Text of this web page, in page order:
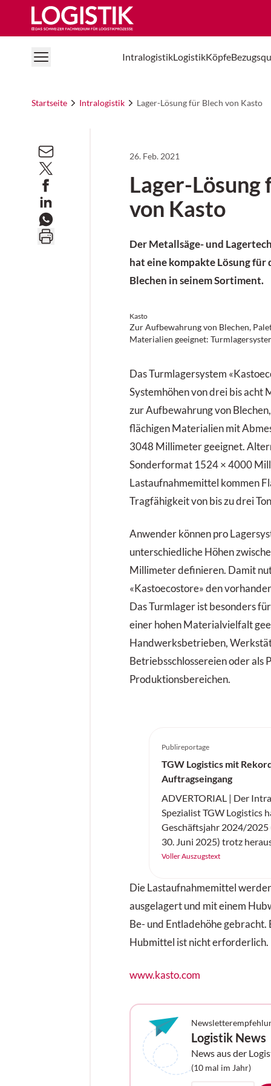
Logistik Online
IntralogistikLogistikKöpfe
Startseite Intralogistik Lager-Lösung für Blech von Kasto
26. Feb. 2021
Lager-Lösung
von Kasto
Der Metallsäge- und
hat eine kompakte Lösung für
Blechen in seinem Sortiment.
Kasto
Zur Aufbewahrung von Blechen,
Materialien geeignet:
Das Turmlagersystem
Systemhöhen von drei bis acht
zur Aufbewahrung von
flächigen Materialien mit
3048 Millimeter geeignet.
Sonderformat 1524 × 4000
Lastaufnahmemittel kommen
Tragfähigkeit von bis zu drei
Anwender können pro
unterschiedliche Höhen
Millimeter definieren. Damit
«Kastoecostore» den
Das Turmlager ist besonders
einer hohen Materialvielfalt
Handwerksbetrieben,
Betriebsschlossereien oder als
Produktionsbereichen.
Publireportage
TGW Logistics mit
Auftragseingang
ADVERTORIAL | Der
Spezialist TGW Logistics
Geschäftsjahr 2024/2025
30. Juni 2025) trotz
wirtschaftlicher
des
seine internationalen
hochautomatisierte
errichtet und im
übertraf mit 1,07
vor Zinsen und Steuern
der Mitarbeitenden
Voller Auszugstext
Die Lastaufnahmemittel
ausgelagert und mit einem
Be- und Entladehöhe gebracht.
Hubmittel ist nicht erforderlich.
www.kasto.com
Logistik News
News aus der
Ihrem Postfach
(10 mal im Jahr)